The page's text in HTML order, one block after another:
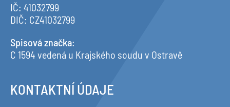
IČ: 41032799
DIČ: CZ41032799
Spisová značka:
C 1594 vedená u Krajského soudu v Ostravě
KONTAKTNÍ ÚDAJE